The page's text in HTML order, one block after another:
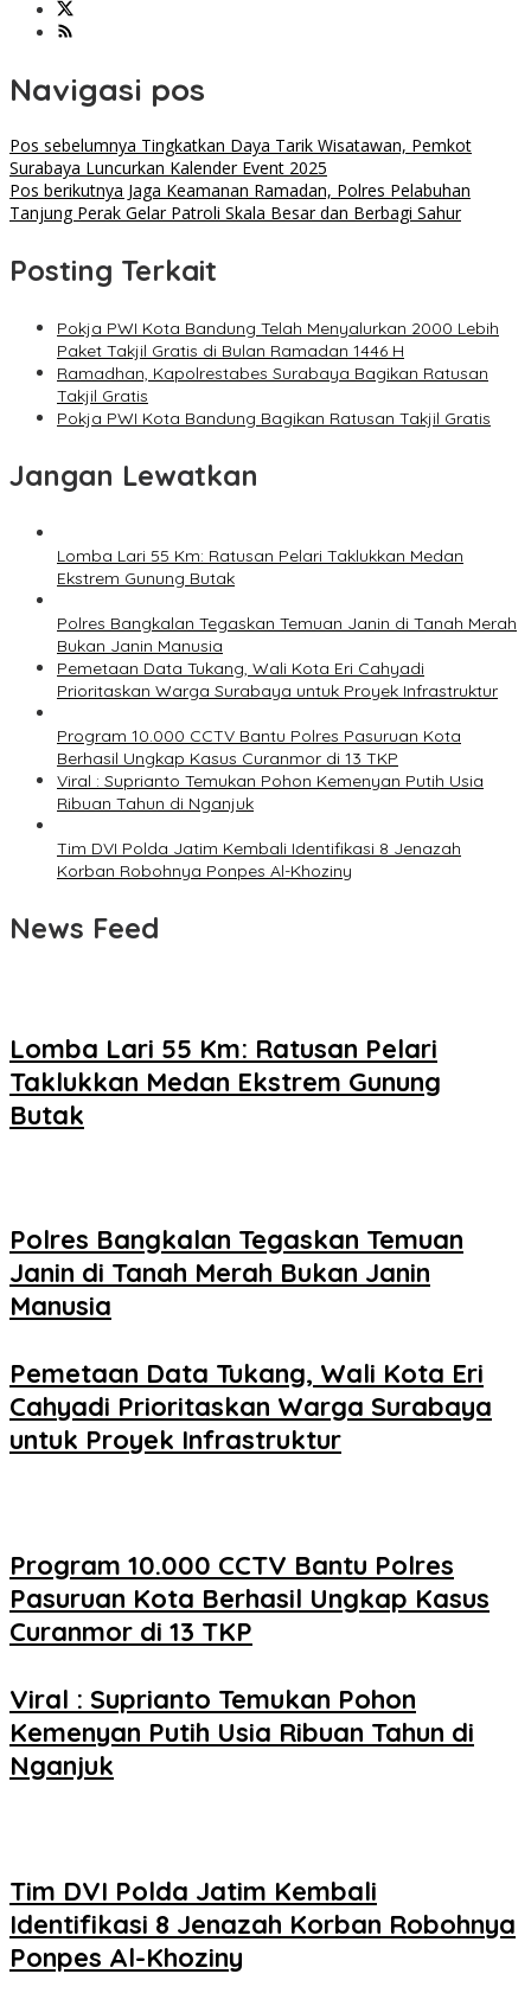
Navigasi pos
Pos sebelumnya Tingkatkan Daya Tarik Wisatawan, Pemkot
Surabaya Luncurkan Kalender Event 2025
Pos berikutnya Jaga Keamanan Ramadan, Polres Pelabuhan
Tanjung Perak Gelar Patroli Skala Besar dan Berbagi Sahur
Posting Terkait
Pokja PWI Kota Bandung Telah Menyalurkan 2000 Lebih
Paket Takjil Gratis di Bulan Ramadan 1446 H
Ramadhan, Kapolrestabes Surabaya Bagikan Ratusan
Takjil Gratis
Pokja PWI Kota Bandung Bagikan Ratusan Takjil Gratis
Jangan Lewatkan
Lomba Lari 55 Km: Ratusan Pelari Taklukkan Medan
Ekstrem Gunung Butak
Polres Bangkalan Tegaskan Temuan Janin di Tanah Merah
Bukan Janin Manusia
Pemetaan Data Tukang, Wali Kota Eri Cahyadi
Prioritaskan Warga Surabaya untuk Proyek Infrastruktur
Program 10.000 CCTV Bantu Polres Pasuruan Kota
Berhasil Ungkap Kasus Curanmor di 13 TKP
Viral : Suprianto Temukan Pohon Kemenyan Putih Usia
Ribuan Tahun di Nganjuk
Tim DVI Polda Jatim Kembali Identifikasi 8 Jenazah
Korban Robohnya Ponpes Al-Khoziny
News Feed
Lomba Lari 55 Km: Ratusan Pelari
Taklukkan Medan Ekstrem Gunung
Butak
Polres Bangkalan Tegaskan Temuan
Janin di Tanah Merah Bukan Janin
Manusia
Pemetaan Data Tukang, Wali Kota Eri
Cahyadi Prioritaskan Warga Surabaya
untuk Proyek Infrastruktur
Program 10.000 CCTV Bantu Polres
Pasuruan Kota Berhasil Ungkap Kasus
Curanmor di 13 TKP
Viral : Suprianto Temukan Pohon
Kemenyan Putih Usia Ribuan Tahun di
Nganjuk
Tim DVI Polda Jatim Kembali
Identifikasi 8 Jenazah Korban Robohnya
Ponpes Al-Khoziny